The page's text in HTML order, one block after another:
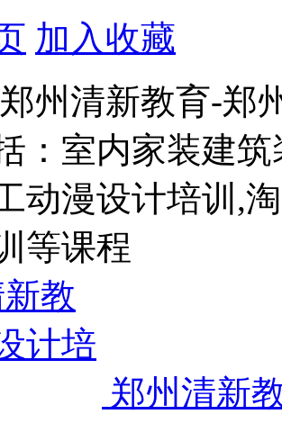
加入收藏
郑州清新教育-郑
：室内家装建
动漫设计培训,
等课程
郑州清新